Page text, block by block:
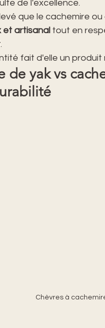
de l'excellence.
que le cachemire
et artisanal tout en
.
fait d'elle un produit
de yak vs
Chèvres à